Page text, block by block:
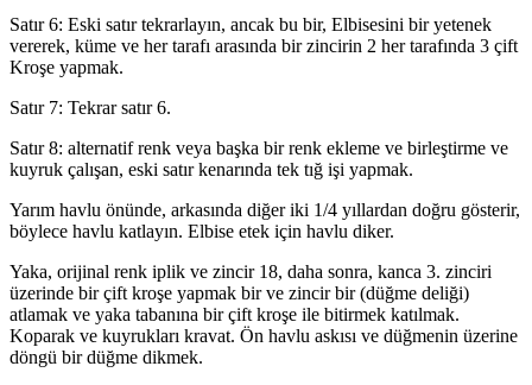
Satır 6: Eski satır tekrarlayın, ancak bu bir, Elbisesini bir yetenek
vererek, küme ve her tarafı arasında bir zincirin 2 her tarafında 3 çift
Kroşe yapmak.
Satır 7: Tekrar satır 6.
Satır 8: alternatif renk veya başka bir renk ekleme ve birleştirme ve
kuyruk çalışan, eski satır kenarında tek tığ işi yapmak.
Yarım havlu önünde, arkasında diğer iki 1/4 yıllardan doğru gösterir,
böylece havlu katlayın. Elbise etek için havlu diker.
Yaka, orijinal renk iplik ve zincir 18, daha sonra, kanca 3. zinciri
üzerinde bir çift kroşe yapmak bir ve zincir bir (düğme deliği)
atlamak ve yaka tabanına bir çift kroşe ile bitirmek katılmak.
Koparak ve kuyrukları kravat. Ön havlu askısı ve düğmenin üzerine
döngü bir düğme dikmek.